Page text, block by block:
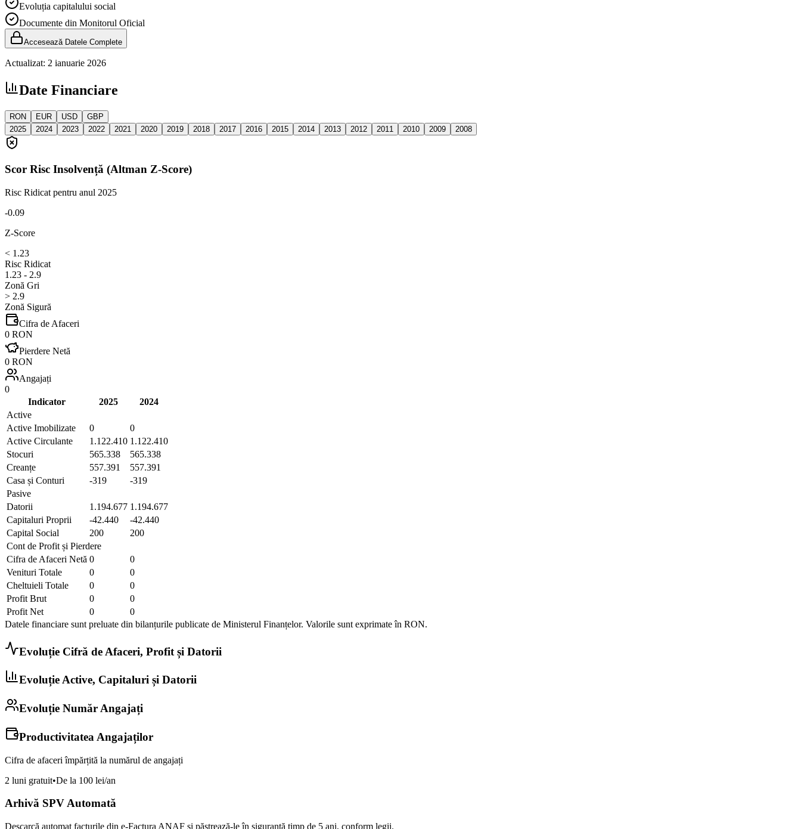
Evoluția capitalului social
Documente din Monitorul Oficial
Accesează Datele Complete
Actualizat: 2 ianuarie 2026
Date Financiare
RON EUR USD
GBP
2025
2024 2023 2022 2021 2020 2019 2018 2017 2016 2015 2014 2013 2012 2011 2010 2009 2008
Scor Risc Insolvență (Altman Z-Score)
Risc Ridicat pentru anul 2025
-0.09
Z-Score
< 1.23
Risc Ridicat
1.23 - 2.9
Zonă Gri
> 2.9
Zonă Sigură
Cifra de Afaceri
0 RON
Pierdere Netă
0 RON
Angajați
0
Indicator
2025
2024
Active
Active Imobilizate
0
0
Active Circulante
1.122.410 1.122.410
Stocuri
565.338
565.338
Creanțe
557.391
557.391
Casa și Conturi
-319
-319
Pasive
Datorii
1.194.677 1.194.677
Capitaluri Proprii
-42.440
-42.440
Capital Social
200
200
Cont de Profit și Pierdere
Cifra de Afaceri Netă 0
0
Venituri Totale
0
0
Cheltuieli Totale
0
0
Profit Brut
0
0
Profit Net
0
0
Datele financiare sunt preluate din bilanțurile publicate de Ministerul Finanțelor. Valorile sunt exprimate în RON.
Evoluție Cifră de Afaceri, Profit și Datorii
Evoluție Active, Capitaluri și Datorii
Evoluție Număr Angajați
Productivitatea Angajaților
Cifra de afaceri împărțită la numărul de angajați
2 luni gratuit•De la 100 lei/an
Arhivă SPV Automată
Descarcă automat facturile din e-Factura ANAF și păstrează-le în siguranță timp de 5 ani, conform legii.